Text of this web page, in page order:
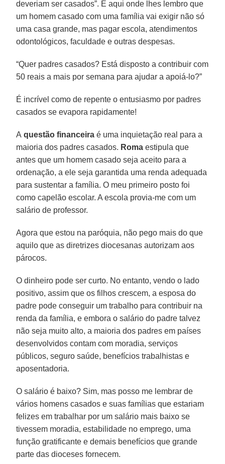
deveriam ser casados”. É aqui onde lhes lembro que
um homem casado com uma família vai exigir não só
uma casa grande, mas pagar escola, atendimentos
odontológicos, faculdade e outras despesas.
“Quer padres casados? Está disposto a contribuir com
50 reais a mais por semana para ajudar a apoiá-lo?”
É incrível como de repente o entusiasmo por padres
casados se evapora rapidamente!
A questão financeira é uma inquietação real para a
maioria dos padres casados. Roma estipula que
antes que um homem casado seja aceito para a
ordenação, a ele seja garantida uma renda adequada
para sustentar a família. O meu primeiro posto foi
como capelão escolar. A escola provia-me com um
salário de professor.
Agora que estou na paróquia, não pego mais do que
aquilo que as diretrizes diocesanas autorizam aos
párocos.
O dinheiro pode ser curto. No entanto, vendo o lado
positivo, assim que os filhos crescem, a esposa do
padre pode conseguir um trabalho para contribuir na
renda da família, e embora o salário do padre talvez
não seja muito alto, a maioria dos padres em países
desenvolvidos contam com moradia, serviços
públicos, seguro saúde, benefícios trabalhistas e
aposentadoria.
O salário é baixo? Sim, mas posso me lembrar de
vários homens casados e suas famílias que estariam
felizes em trabalhar por um salário mais baixo se
tivessem moradia, estabilidade no emprego, uma
função gratificante e demais benefícios que grande
parte das dioceses fornecem.